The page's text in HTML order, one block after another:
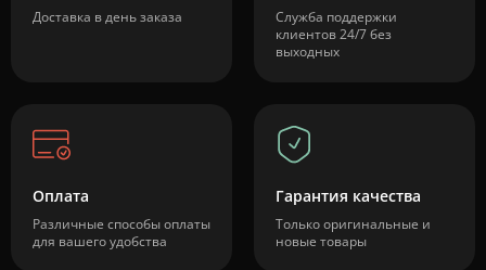
Доставка в день заказа
Служба поддержки
клиентов 24/7 без
выходных
Оплата
Различные способы оплаты
для вашего удобства
Гарантия качества
Только оригинальные и
новые товары